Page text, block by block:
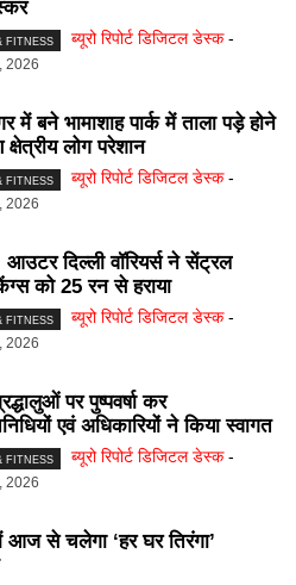
FITNESS ब्यूरो रिपोर्ट डिजिटल डेस्क -
2026
में बने भामाशाह पार्क में ताला पड़े होने
लोग परेशान
FITNESS ब्यूरो रिपोर्ट डिजिटल डेस्क -
2026
आउटर दिल्ली वॉरियर्स ने सेंट्रल
को 25 रन से हराया
FITNESS ब्यूरो रिपोर्ट डिजिटल डेस्क -
2026
पर पुष्पवर्षा कर
एवं अधिकारियों ने किया स्वागत
FITNESS ब्यूरो रिपोर्ट डिजिटल डेस्क -
2026
से चलेगा ‘हर घर तिरंगा’